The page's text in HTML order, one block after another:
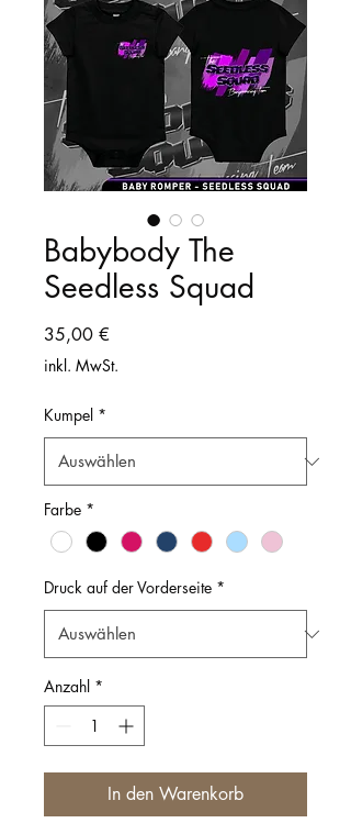
Babybody The
Seedless Squad
35,00 €
inkl. MwSt.
Kumpel *
Farbe *
Druck auf der Vorderseite *
Anzahl *
In den Warenkorb